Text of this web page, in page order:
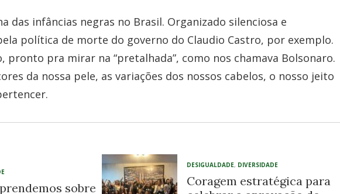
das infâncias negras no Brasil. Organizado silenciosa e
política de morte do governo do Claudio Castro, por exemplo.
pronto pra mirar na “pretalhada”, como nos chamava Bolsonaro.
da nossa pele, as variações dos nossos cabelos, o nosso jeito
sobre
DESIGUALDADE, DIVERSIDADE
Coragem estratégica para